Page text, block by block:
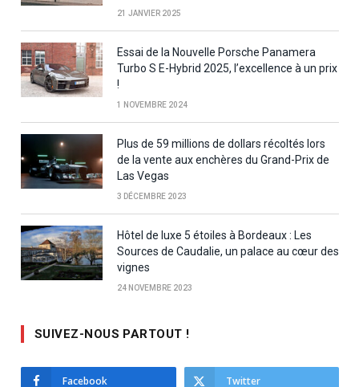
21 JANVIER 2025
Essai de la Nouvelle Porsche Panamera
Turbo S E-Hybrid 2025, l’excellence à un prix
!
1 NOVEMBRE 2024
Plus de 59 millions de dollars récoltés lors
de la vente aux enchères du Grand-Prix de
Las Vegas
3 DÉCEMBRE 2023
Hôtel de luxe 5 étoiles à Bordeaux : Les
Sources de Caudalie, un palace au cœur des
vignes
24 NOVEMBRE 2023
SUIVEZ-NOUS PARTOUT !
Facebook Twitter